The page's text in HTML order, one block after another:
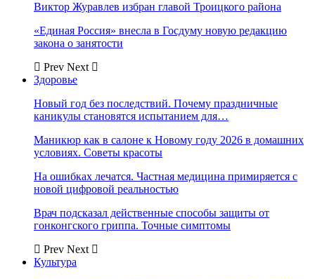
Виктор Журавлев избран главой Троицкого района
«Единая Россия» внесла в Госдуму новую редакцию
закона о занятости
Prev Next
Здоровье
Новый год без последствий. Почему праздничные
каникулы становятся испытанием для…
Маникюр как в салоне к Новому году 2026 в домашних
условиях. Советы красоты
На ошибках лечатся. Частная медицина примиряется с
новой цифровой реальностью
Врач подсказал действенные способы защиты от
гонконгского гриппа. Точные симптомы
Prev Next
Культура